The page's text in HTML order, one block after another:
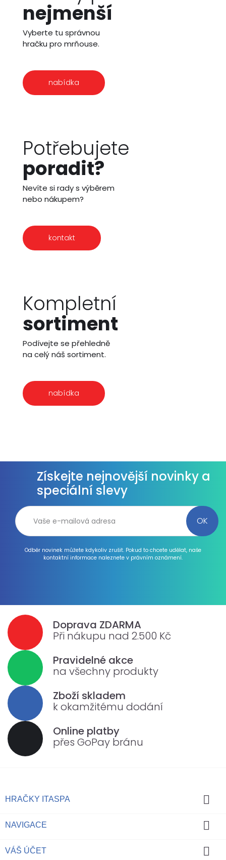
nejmenší
Vyberte tu správnou
hračku pro mrňouse.
nabídka
Potřebujete
poradit?
Nevíte si rady s výběrem
nebo nákupem?
kontakt
Kompletní
sortiment
Podívejte se přehledně
na celý náš sortiment.
nabídka
Získejte nejnovější novinky a
speciální slevy
Odběr novinek můžete kdykoliv zrušit. Pokud to chcete udělat, naše
kontaktní informace naleznete v právním oznámení.
Doprava ZDARMA
Při nákupu nad 2.500 Kč
Pravidelné akce
na všechny produkty
Zboží skladem
k okamžitému dodání
Online platby
přes GoPay bránu
HRAČKY ITASPA 
NAVIGACE 
VÁŠ ÚČET 